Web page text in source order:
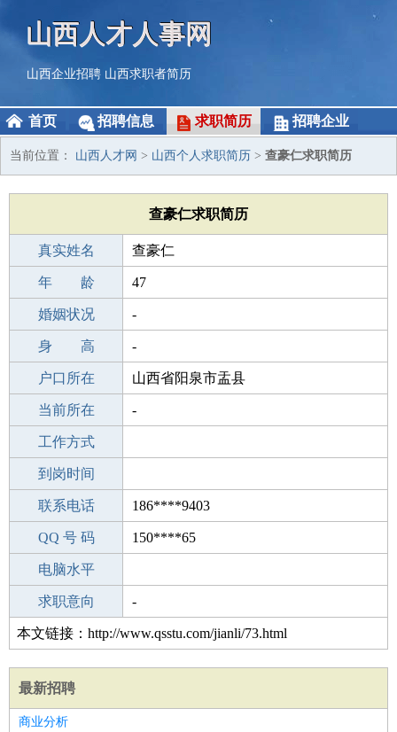
山西人才人事网
山西企业招聘 山西求职者简历
首页 招聘信息 求职简历 招聘企业
当前位置： 山西人才网 > 山西个人求职简历 > 查豪仁求职简历
查豪仁求职简历
真实姓名 查豪仁
性 别 男
年 龄 47
出生年月 1979-09-18
婚姻状况 -
学 历 高中
身 高 -
毕业学校 宜昌三峡大学附属中学
户口所在 山西省阳泉市盂县
所学专业 -
当前所在 -
工作经验
工作方式
驾 照
到岗时间
期望月薪
联系电话 186****9403
手机号码 186****9403
QQ 号 码 150****65
微信号码
电脑水平
外语水平
求职意向 -
本文链接：http://www.qsstu.com/jianli/73.html
最新招聘
商业分析